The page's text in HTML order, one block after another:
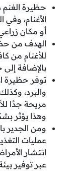
حظيرة
الأغنام،
أو مكان
الهدف من
للأغنام من
بالإضافة
توفر حظيرة
والبرد،
مريحة جدًا
وهذا يؤثر
ومن الجدير
عمليات
انتشار
عبر توفير